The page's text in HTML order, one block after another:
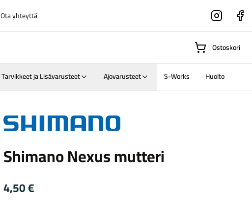
Ota yhteyttä Instagram
Suositut osastot
Gravel-
Ostoskori
Tarvikkeet ja Lisävarusteet Ajovarusteet S-Works Huolto
Shimano Nexus mutteri
4,50€